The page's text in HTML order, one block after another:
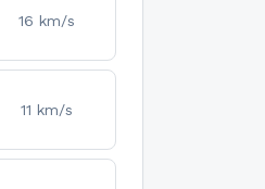
16 km/s
11 km/s